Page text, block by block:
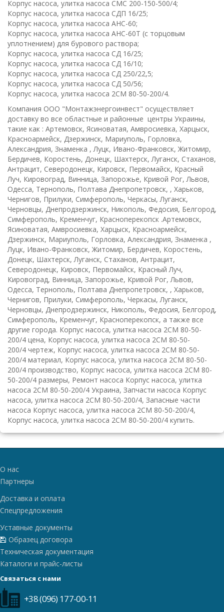
Корпус насоса, улитка насоса СМС 200-150-500/4;
Корпус насоса, улитка насоса СДП 16/25;
Корпус насоса, улитка насоса АНС-60;
Корпус насоса, улитка насоса АНС-60Т (с торцовым
уплотнением) для бурового раствора;
Корпус насоса, улитка насоса СД 16/25;
Корпус насоса, улитка насоса СД 16/10;
Корпус насоса, улитка насоса СД 250/22,5;
Корпус насоса, улитка насоса СД 50/56;
Корпус насоса, улитка насоса 2СМ 80-50-200/4.
Компания ООО "Монтажэнергоинвест" осуществляет
доставку во все областные и районные центры Украины,
такие как : Артемовск, Ясиноватая, Амвросиевка, Харцыск,
Красноармейск, Дзержинск, Мариуполь, Горловка,
Александрия, Знаменка , Луцк, Ивано-Франковск, Житомир,
Бердичев, Коростень, Донецк, Шахтерск, Луганск, Стаханов,
Антрацит, Северодонецк, Кировск, Первомайск, Красный
Луч, Кировоград, Винница, Запорожье, Кривой Рог, Львов,
Одесса, Тернополь, Полтава Днепропетровск, , Харьков,
Чернигов, Прилуки, Симферополь, Черкасы, Луганск,
Черновцы, Днепродзержинск, Никополь, Федосия, Белгород,
Симферополь, Кременчуг, Красноперекопск .Артемовск,
Ясиноватая, Амвросиевка, Харцыск, Красноармейск,
Дзержинск, Мариуполь, Горловка, Александрия, Знаменка ,
Луцк, Ивано-Франковск, Житомир, Бердичев, Коростень,
Донецк, Шахтерск, Луганск, Стаханов, Антрацит,
Северодонецк, Кировск, Первомайск, Красный Луч,
Кировоград, Винница, Запорожье, Кривой Рог, Львов,
Одесса, Тернополь, Полтава Днепропетровск, , Харьков,
Чернигов, Прилуки, Симферополь, Черкасы, Луганск,
Черновцы, Днепродзержинск, Никополь, Федосия, Белгород,
Симферополь, Кременчуг, Красноперекопск, а также все
другие города. Корпус насоса, улитка насоса 2СМ 80-50-
200/4 цена, Корпус насоса, улитка насоса 2СМ 80-50-
200/4 чертеж, Корпус насоса, улитка насоса 2СМ 80-50-
200/4 материал, Корпус насоса, улитка насоса 2СМ 80-50-
200/4 производство, Корпус насоса, улитка насоса 2СМ 80-
50-200/4 размеры, Ремонт насоса Корпус насоса, улитка
насоса 2СМ 80-50-200/4 Украина, Запчасти насоса Корпус
насоса, улитка насоса 2СМ 80-50-200/4, Запасные части
насоса Корпус насоса, улитка насоса 2СМ 80-50-200/4,
Корпус насоса, улитка насоса 2СМ 80-50-200/4 купить.
О нас
Партнеры
Доставка и оплата
Спецпредложения
Уставные документы
Образец договора
Техническая документация
Каталоги и прайс-листы
Связаться с нами
+38 (096) 177-00-11